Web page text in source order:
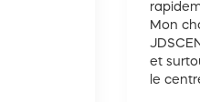
Mon
et
le